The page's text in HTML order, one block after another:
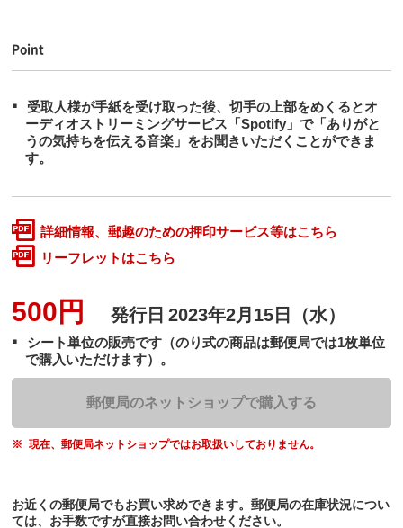
Point
受取人様が手紙を受け取った後、切手の上部をめくるとオ
ーディオストリーミングサービス「Spotify」で「ありがと
うの気持ちを伝える音楽」をお聞きいただくことができま
す。
詳細情報、郵趣のための押印サービス等はこちら
リーフレットはこちら
500円 発行日 2023年2月15日（水）
シート単位の販売です（のり式の商品は郵便局では1枚単位
で購入いただけます）。
郵便局のネットショップで購入する
現在、郵便局ネットショップではお取扱いしておりません。
お近くの郵便局でもお買い求めできます。郵便局の在庫状況につい
ては、お手数ですが直接お問い合わせください。